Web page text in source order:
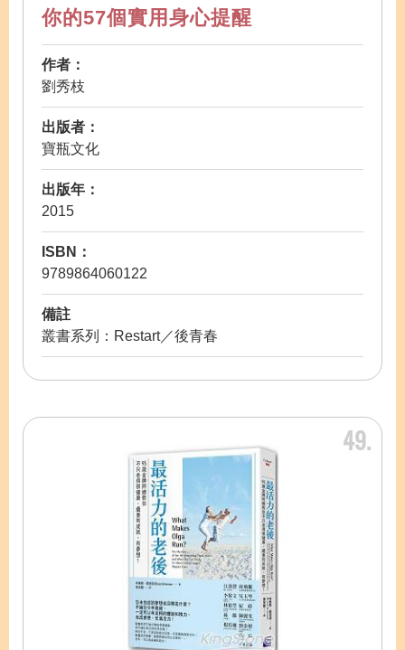
你的57個實用身心提醒
作者：
劉秀枝
出版者：
寶瓶文化
出版年：
2015
ISBN：
9789864060122
備註
叢書系列：Restart／後青春
49